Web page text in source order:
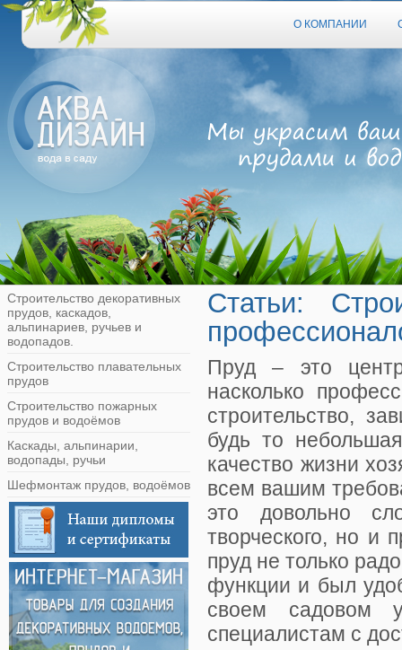
О КОМПАНИИ
Строительство декоративных
прудов, каскадов,
альпинариев, ручьев и
водопадов.
Строительство плавательных
прудов
Строительство пожарных
прудов и водоёмов
Каскады, альпинарии,
водопады, ручьи
Шефмонтаж прудов, водоёмов
Статьи:
Пруд – это
насколько
строительство,
будь то
качество жизни
всем вашим
это довольно
творческого, но и
пруд не только
функции и был
своем садовом
специалистам с